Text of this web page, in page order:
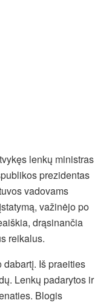
lenkų ministras
prezidentas
vadovams
važinėjo po
drąsinančia
reikalus.
Iš praeities
Lenkų padarytos ir
Blogis